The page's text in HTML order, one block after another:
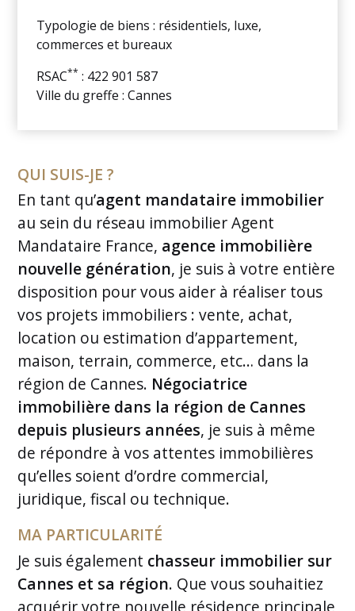
Typologie de biens : résidentiels, luxe,
commerces et bureaux
RSAC** : 422 901 587
Ville du greffe : Cannes
QUI SUIS-JE ?
En tant qu’agent mandataire immobilier
au sein du réseau immobilier Agent
Mandataire France, agence immobilière
nouvelle génération, je suis à votre entière
disposition pour vous aider à réaliser tous
vos projets immobiliers : vente, achat,
location ou estimation d’appartement,
maison, terrain, commerce, etc… dans la
région de Cannes. Négociatrice
immobilière dans la région de Cannes
depuis plusieurs années, je suis à même
de répondre à vos attentes immobilières
qu’elles soient d’ordre commercial,
juridique, fiscal ou technique.
MA PARTICULARITÉ
Je suis également chasseur immobilier sur
Cannes et sa région. Que vous souhaitiez
acquérir votre nouvelle résidence principale